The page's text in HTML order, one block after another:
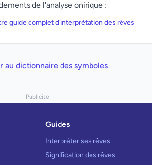
de l'analyse onirique :
guide complet d'interprétation des rêves
au dictionnaire des symboles
Publicité
Guides
Interpréter ses rêves
Signification des rêves